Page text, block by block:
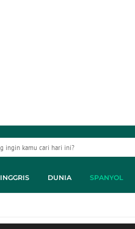
INGGRIS DUNIA SPANYOL